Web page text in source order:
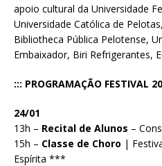
apoio cultural da Universidade
Universidade Católica de
Bibliotheca Pública Pelotense,
Embaixador, Biri Refrigerantes,
::: PROGRAMAÇÃO FESTIVAL
24/01
13h – Recital de Alunos –
15h – Classe de Choro |
Espírita ***